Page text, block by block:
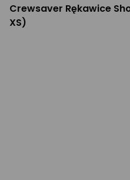
Crewsaver Rękawice
XS)